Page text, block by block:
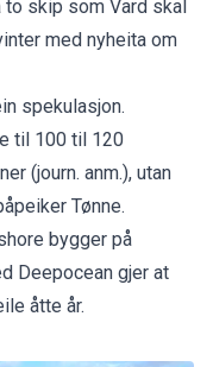
to skip som Vard skal
med nyheita om
spekulasjon.
til 100 til 120
(journ. anm.), utan
Tønne.
bygger på
Deepocean gjer at
åtte år.